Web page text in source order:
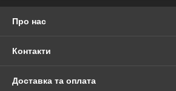
Про нас
Контакти
Доставка та оплата